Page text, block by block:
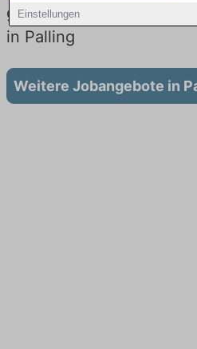
Einstellungen
gibt es keine
in Palling
Weitere Jobangebote in